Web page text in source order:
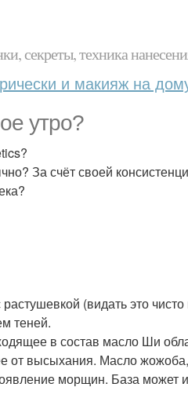
секреты, техника
и макияж на
утро?
За счёт своей
(видать это
теней.
в состав масло Ши
от высыхания. Масло
морщин. База может